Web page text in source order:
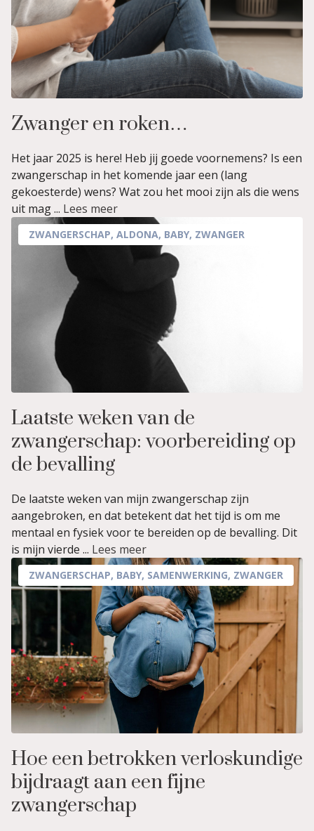
Zwanger en roken…
Het jaar 2025 is here! Heb jij goede voornemens? Is een
zwangerschap in het komende jaar een (lang
gekoesterde) wens? Wat zou het mooi zijn als die wens
uit mag ... Lees meer
ZWANGERSCHAP, ALDONA, BABY, ZWANGER
Laatste weken van de
zwangerschap: voorbereiding op
de bevalling
De laatste weken van mijn zwangerschap zijn
aangebroken, en dat betekent dat het tijd is om me
mentaal en fysiek voor te bereiden op de bevalling. Dit
is mijn vierde ... Lees meer
ZWANGERSCHAP, BABY, SAMENWERKING, ZWANGER
Hoe een betrokken verloskundige
bijdraagt aan een fijne
zwangerschap